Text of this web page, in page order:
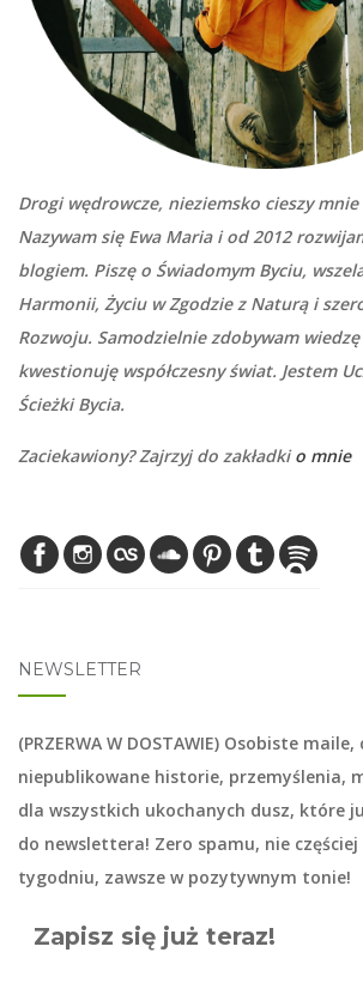
Drogi wędrowcze, nieziemsko cieszy
Nazywam się Ewa Maria i od 2012
blogiem. Piszę o Świadomym Byciu,
Harmonii, Życiu w Zgodzie z Naturą i
Rozwoju. Samodzielnie zdobywam
kwestionuję współczesny świat. Jestem
Ścieżki Bycia.
Zaciekawiony? Zajrzyj do zakładkio mnie
NEWSLETTER
(PRZERWA W DOSTAWIE) Osobiste
niepublikowane historie, przemyślenia,
dla wszystkich ukochanych dusz, które
do newslettera! Zero spamu, nie
tygodniu, zawsze w pozytywnym tonie!
Zapisz się już teraz!